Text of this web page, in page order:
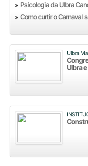
» Psicologia da Ulbra
» Como curtir o Carnaval
Ulbra
Ulbra